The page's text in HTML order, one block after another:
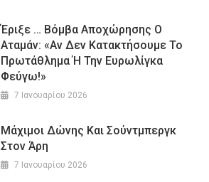
Έριξε … Βόμβα Αποχώρησης Ο
Αταμάν: «Αν Δεν Κατακτήσουμε Το
Πρωτάθλημα Ή Την Ευρωλίγκα
Φεύγω!»
7 Ιανουαρίου 2026
Μάχιμοι Δώνης Και Σούντμπεργκ
Στον Άρη
7 Ιανουαρίου 2026